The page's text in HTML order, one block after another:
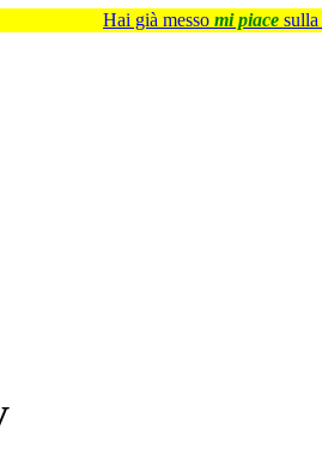
Hai già messo mi piace sulla